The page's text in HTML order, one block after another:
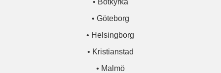
• Göteborg
• Helsingborg
• Kristianstad
• Malmö